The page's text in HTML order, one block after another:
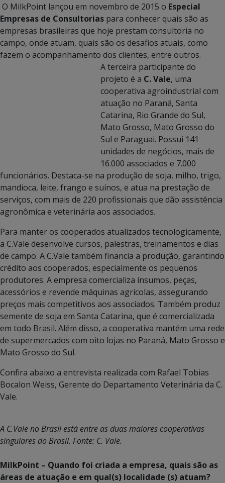
O MilkPoint lançou em novembro de 2015 o Especial
Empresas de Consultorias para conhecer quais são as
empresas brasileiras que hoje prestam consultoria no
campo, onde atuam, quais são os desafios atuais, como
fazem o acompanhamento dos clientes, entre outros.
A terceira participante do
projeto é a C. Vale, uma
cooperativa agroindustrial com
atuação no Paraná, Santa
Catarina, Rio Grande do Sul,
Mato Grosso, Mato Grosso do
Sul e Paraguai. Possui 141
unidades de negócios, mais de
16.000 associados e 7.000
funcionários. Destaca-se na produção de soja, milho, trigo,
mandioca, leite, frango e suínos, e atua na prestação de
serviços, com mais de 220 profissionais que dão assistência
agronômica e veterinária aos associados.
Para manter os cooperados atualizados tecnologicamente,
a C.Vale desenvolve cursos, palestras, treinamentos e dias
de campo. A C.Vale também financia a produção, garantindo
crédito aos cooperados, especialmente os pequenos
produtores. A empresa comercializa insumos, peças,
acessórios e revende máquinas agrícolas, assegurando
preços mais competitivos aos associados. Também produz
semente de soja em Santa Catarina, que é comercializada
em todo Brasil. Além disso, a cooperativa mantém uma rede
de supermercados com oito lojas no Paraná, Mato Grosso e
Mato Grosso do Sul.
Confira abaixo a entrevista realizada com Rafael Tobias
Bocalon Weiss, Gerente do Departamento Veterinária da C.
Vale.
A C.Vale no Brasil está entre as duas maiores cooperativas
singulares do Brasil. Fonte: C. Vale.
MilkPoint – Quando foi criada a empresa, quais são as
áreas de atuação e em qual(s) localidade (s) atuam?